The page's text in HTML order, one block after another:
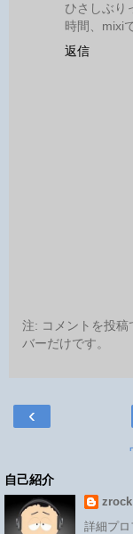
ひさしぶり
時間、mixi
返信
注: コメントを投稿
バーだけです。
‹
自己紹介
zrock
詳細プ